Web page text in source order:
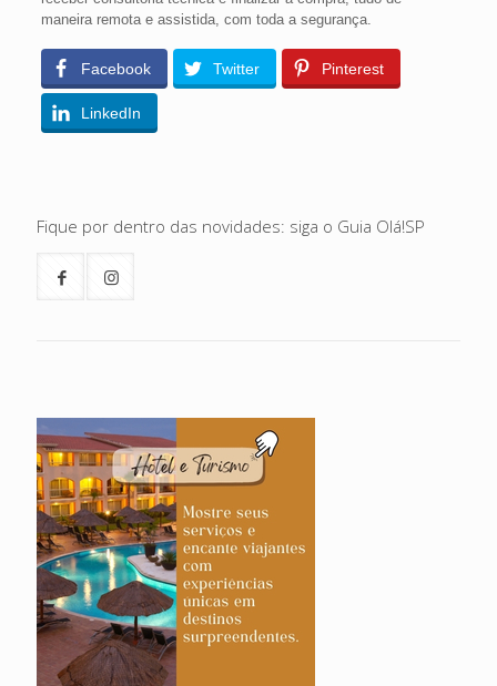
maneira remota e assistida, com toda a segurança.
Facebook Twitter Pinterest
LinkedIn
Fique por dentro das novidades: siga o Guia Olá!SP